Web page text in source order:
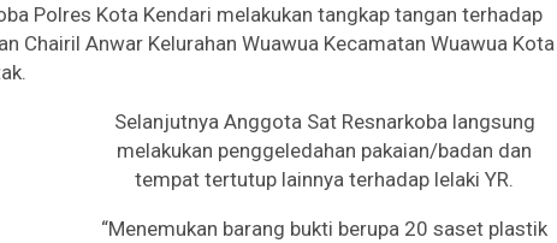
Polres Kota Kendari melakukan tangkap tangan terhadap
Chairil Anwar Kelurahan Wuawua Kecamatan Wuawua Kota
Selanjutnya Anggota Sat Resnarkoba langsung
melakukan penggeledahan pakaian/badan dan
tempat tertutup lainnya terhadap lelaki YR.
“Menemukan barang bukti berupa 20 saset plastik